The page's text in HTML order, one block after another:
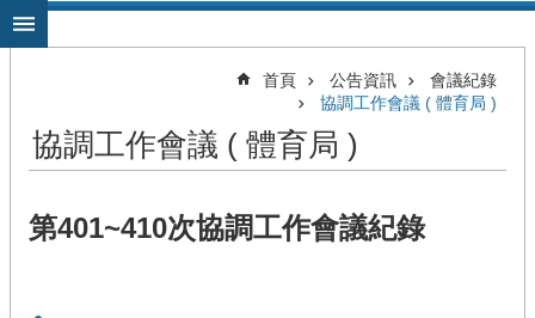
跳到主要內容區塊
首頁 公告資訊
會議紀錄
協調工作會議 ( 體育局 )
協調工作會議 ( 體育局 )
第401~410次協調工作會議紀錄